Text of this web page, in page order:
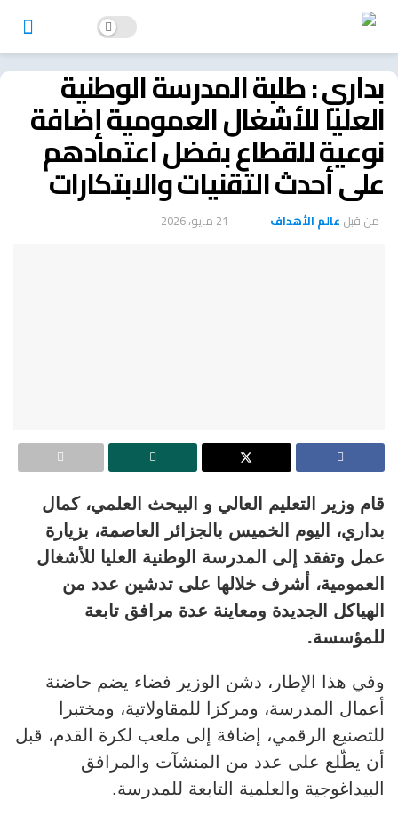
بداري : طلبة المدرسة الوطنية
العليا للأشغال العمومية إضافة
نوعية للقطاع بفضل اعتمادهم
على أحدث التقنيات والابتكارات
من قبل عالم الأهداف 21 مايو، 2026
قام وزير التعليم العالي و البيحث العلمي، كمال
بداري، اليوم الخميس بالجزائر العاصمة، بزيارة
عمل وتفقد إلى المدرسة الوطنية العليا للأشغال
العمومية، أشرف خلالها على تدشين عدد من
الهياكل الجديدة ومعاينة عدة مرافق تابعة
للمؤسسة.
وفي هذا الإطار، دشن الوزير فضاء يضم حاضنة
أعمال المدرسة، ومركزا للمقاولاتية، ومختبرا
للتصنيع الرقمي، إضافة إلى ملعب لكرة القدم، قبل
أن يطّلع على عدد من المنشآت والمرافق
البيداغوجية والعلمية التابعة للمدرسة.